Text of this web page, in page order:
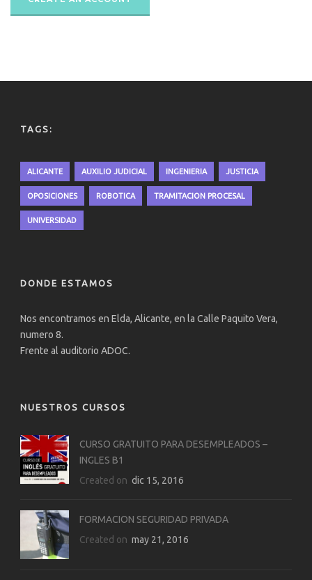
TAGS:
ALICANTE AUXILIO JUDICIAL INGENIERIA JUSTICIA
OPOSICIONES ROBOTICA TRAMITACION PROCESAL
UNIVERSIDAD
DONDE ESTAMOS
Nos encontramos en Elda, Alicante, en la Calle Paquito Vera,
numero 8.
Frente al auditorio ADOC.
NUESTROS CURSOS
CURSO GRATUITO PARA DESEMPLEADOS –
INGLES B1
Created on dic 15, 2016
FORMACION SEGURIDAD PRIVADA
Created on may 21, 2016